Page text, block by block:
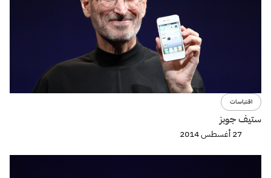
اقتباسات
ستيف جوبز
27 أغسطس 2014